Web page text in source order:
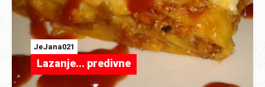
JeJana021
Lazanje... predivne